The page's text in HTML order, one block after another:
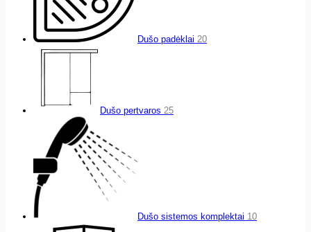
Dušo padėklai 20
Dušo pertvaros 25
Dušo sistemos komplektai 10